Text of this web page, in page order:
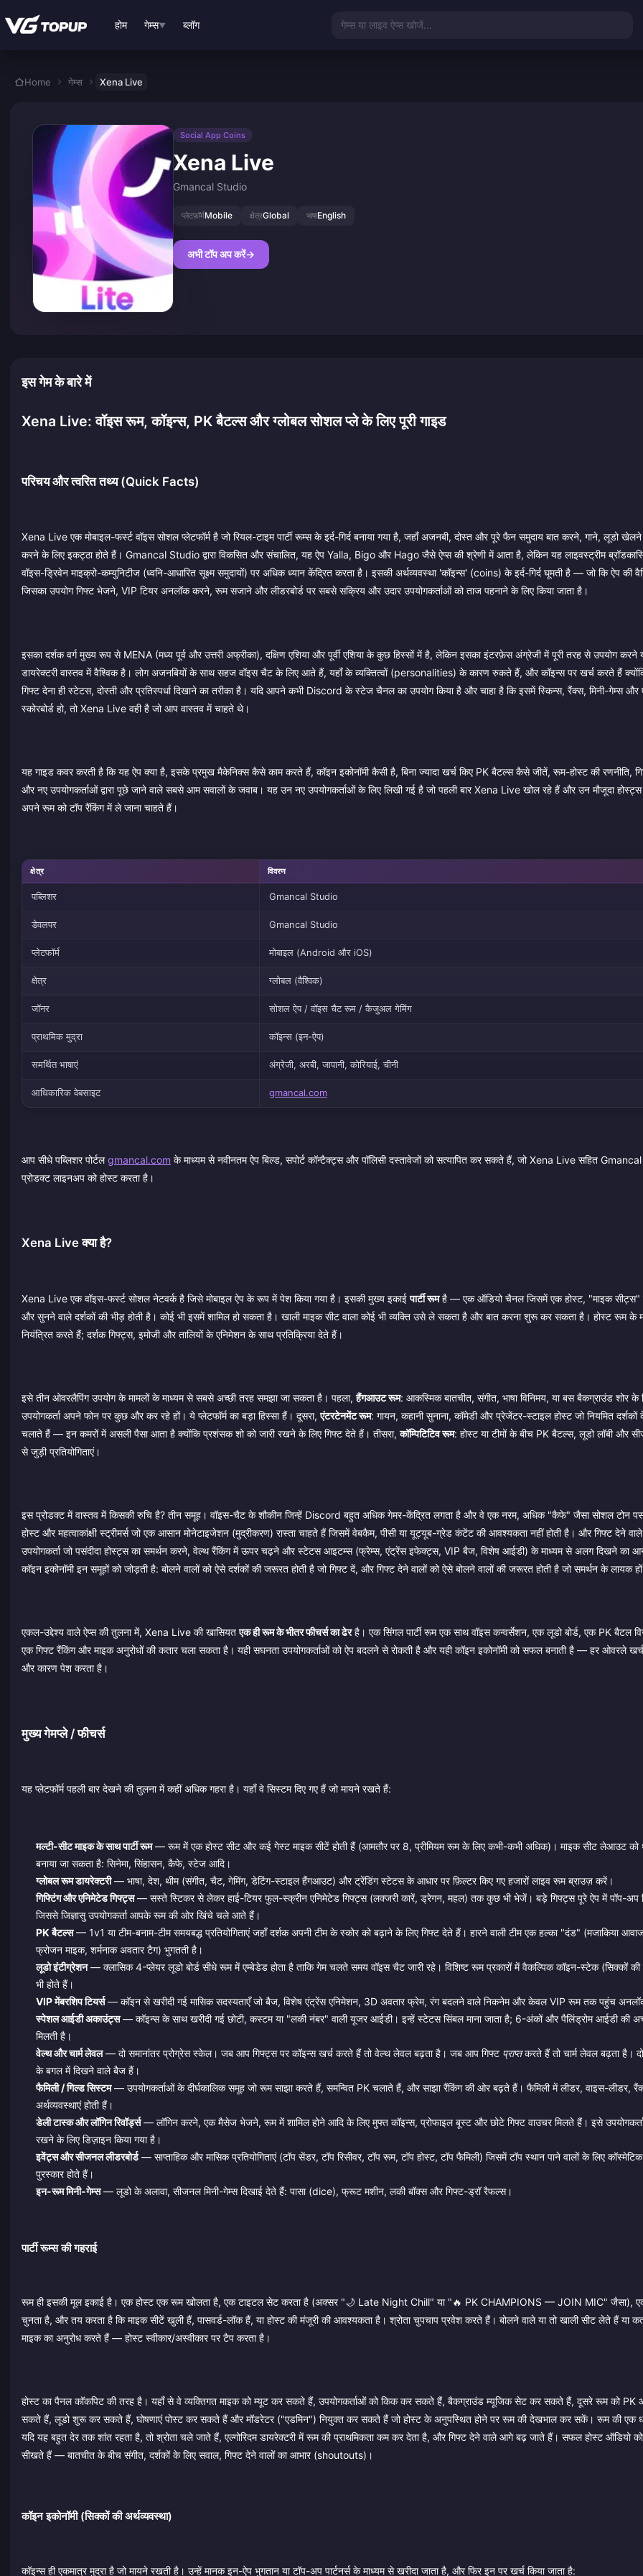
होम गेम्स▼ ब्लॉग गेम्स या लाइव ऐप्स खोजें...
Home गेम्स Xena Live
Social App Coins
Xena Live
Gmancal Studio
प्लेटफ़ॉर्मMobile क्षेत्रGlobal भाषाEnglish
अभी टॉप अप करें→
इस गेम के बारे में
Xena Live: वॉइस रूम, कॉइन्स, PK बैटल्स और ग्लोबल सोशल प्ले के लिए पूरी गाइड
परिचय और त्वरित तथ्य (Quick Facts)
Xena Live एक मोबाइल-फर्स्ट वॉइस सोशल प्लेटफॉर्म है जो रियल-टाइम पार्टी रूम्स के इर्द-गिर्द बनाया गया है, जहाँ अजनबी, दोस्त और पूरे फैन समुदाय बात करने, गाने, लूडो
करने के लिए इकट्ठा होते हैं। Gmancal Studio द्वारा विकसित और संचालित, यह ऐप Yalla, Bigo और Hago जैसे ऐप्स की श्रेणी में आता है, लेकिन यह लाइवस्ट्रीम
वॉइस-ड्रिवेन माइक्रो-कम्युनिटीज (ध्वनि-आधारित सूक्ष्म समुदायों) पर अधिक ध्यान केंद्रित करता है। इसकी अर्थव्यवस्था 'कॉइन्स' (coins) के इर्द-गिर्द घूमती है — जो कि ऐप की
जिसका उपयोग गिफ्ट भेजने, VIP टियर अनलॉक करने, रूम सजाने और लीडरबोर्ड पर सबसे सक्रिय और उदार उपयोगकर्ताओं को ताज पहनाने के लिए किया जाता है।
इसका दर्शक वर्ग मुख्य रूप से MENA (मध्य पूर्व और उत्तरी अफ्रीका), दक्षिण एशिया और पूर्वी एशिया के कुछ हिस्सों में है, लेकिन इसका इंटरफ़ेस अंग्रेजी में पूरी तरह से उपयोग
डायरेक्टरी वास्तव में वैश्विक है। लोग अजनबियों के साथ सहज वॉइस चैट के लिए आते हैं, यहाँ के व्यक्तित्वों (personalities) के कारण रुकते हैं, और कॉइन्स पर खर्च करते हैं
गिफ्ट देना ही स्टेटस, दोस्ती और प्रतिस्पर्धा दिखाने का तरीका है। यदि आपने कभी Discord के स्टेज चैनल का उपयोग किया है और चाहा है कि इसमें स्किन्स, रैंक्स, मिनी-गेम्स और
स्कोरबोर्ड हो, तो Xena Live वही है जो आप वास्तव में चाहते थे।
यह गाइड कवर करती है कि यह ऐप क्या है, इसके प्रमुख मैकेनिक्स कैसे काम करते हैं, कॉइन इकोनॉमी कैसी है, बिना ज्यादा खर्च किए PK बैटल्स कैसे जीतें, रूम-होस्ट की रणनीति,
और नए उपयोगकर्ताओं द्वारा पूछे जाने वाले सबसे आम सवालों के जवाब। यह उन नए उपयोगकर्ताओं के लिए लिखी गई है जो पहली बार Xena Live खोल रहे हैं और उन मौजूदा होस्ट्स
अपने रूम को टॉप रैंकिंग में ले जाना चाहते हैं।
क्षेत्र विवरण
पब्लिशर Gmancal Studio
डेवलपर Gmancal Studio
प्लेटफॉर्म मोबाइल (Android और iOS)
क्षेत्र ग्लोबल (वैश्विक)
जॉनर सोशल ऐप / वॉइस चैट रूम / कैजुअल गेमिंग
प्राथमिक मुद्रा कॉइन्स (इन-ऐप)
समर्थित भाषाएं अंग्रेजी, अरबी, जापानी, कोरियाई, चीनी
आधिकारिक वेबसाइट gmancal.com
आप सीधे पब्लिशर पोर्टलgmancal.com के माध्यम से नवीनतम ऐप बिल्ड, सपोर्ट कॉन्टैक्ट्स और पॉलिसी दस्तावेजों को सत्यापित कर सकते हैं, जो Xena Live सहित
प्रोडक्ट लाइनअप को होस्ट करता है।
Xena Live क्या है?
Xena Live एक वॉइस-फर्स्ट सोशल नेटवर्क है जिसे मोबाइल ऐप के रूप में पेश किया गया है। इसकी मुख्य इकाईपार्टी रूमहै — एक ऑडियो चैनल जिसमें एक होस्ट, "माइक सीट्स"
और सुनने वाले दर्शकों की भीड़ होती है। कोई भी इसमें शामिल हो सकता है। खाली माइक सीट वाला कोई भी व्यक्ति उसे ले सकता है और बात करना शुरू कर सकता है। होस्ट रूम के
नियंत्रित करते हैं; दर्शक गिफ्ट्स, इमोजी और तालियों के एनिमेशन के साथ प्रतिक्रिया देते हैं।
इसे तीन ओवरलैपिंग उपयोग के मामलों के माध्यम से सबसे अच्छी तरह समझा जा सकता है। पहला,हैंगआउट रूम: आकस्मिक बातचीत, संगीत, भाषा विनिमय, या बस बैकग्राउंड शोर के
उपयोगकर्ता अपने फोन पर कुछ और कर रहे हों। ये प्लेटफॉर्म का बड़ा हिस्सा हैं। दूसरा,एंटरटेनमेंट रूम: गायन, कहानी सुनाना, कॉमेडी और प्रेजेंटर-स्टाइल होस्ट जो नियमित दर्शकों
चलाते हैं — इन कमरों में असली पैसा आता है क्योंकि प्रशंसक शो को जारी रखने के लिए गिफ्ट देते हैं। तीसरा,कॉम्पिटिटिव रूम: होस्ट या टीमों के बीच PK बैटल्स, लूडो लॉबी और
से जुड़ी प्रतियोगिताएं।
इस प्रोडक्ट में वास्तव में किसकी रुचि है? तीन समूह। वॉइस-चैट के शौकीन जिन्हें Discord बहुत अधिक गेमर-केंद्रित लगता है और वे एक नरम, अधिक "कैफे" जैसा सोशल टोन
होस्ट और महत्वाकांक्षी स्ट्रीमर्स जो एक आसान मोनेटाइजेशन (मुद्रीकरण) रास्ता चाहते हैं जिसमें वेबकैम, पीसी या यूट्यूब-ग्रेड कंटेंट की आवश्यकता नहीं होती है। और गिफ्ट देने
उपयोगकर्ता जो पसंदीदा होस्ट्स का समर्थन करने, वेल्थ रैंकिंग में ऊपर चढ़ने और स्टेटस आइटम्स (फ्रेम्स, एंट्रेंस इफेक्ट्स, VIP बैज, विशेष आईडी) के माध्यम से अलग दिखने का
कॉइन इकोनॉमी इन समूहों को जोड़ती है: बोलने वालों को ऐसे दर्शकों की जरूरत होती है जो गिफ्ट दें, और गिफ्ट देने वालों को ऐसे बोलने वालों की जरूरत होती है जो समर्थन के लायक
एकल-उद्देश्य वाले ऐप्स की तुलना में, Xena Live की खासियतएक ही रूम के भीतर फीचर्स का ढेरहै। एक सिंगल पार्टी रूम एक साथ वॉइस कन्वर्सेशन, एक लूडो बोर्ड, एक PK बैटल
एक गिफ्ट रैंकिंग और माइक अनुरोधों की कतार चला सकता है। यही सघनता उपयोगकर्ताओं को ऐप बदलने से रोकती है और यही कॉइन इकोनॉमी को सफल बनाती है — हर ओवरले
और कारण पेश करता है।
मुख्य गेमप्ले / फीचर्स
यह प्लेटफॉर्म पहली बार देखने की तुलना में कहीं अधिक गहरा है। यहाँ वे सिस्टम दिए गए हैं जो मायने रखते हैं:
मल्टी-सीट माइक के साथ पार्टी रूम— रूम में एक होस्ट सीट और कई गेस्ट माइक सीटें होती हैं (आमतौर पर 8, प्रीमियम रूम के लिए कभी-कभी अधिक)। माइक सीट लेआउट को
बनाया जा सकता है: सिनेमा, सिंहासन, कैफे, स्टेज आदि।
ग्लोबल रूम डायरेक्टरी— भाषा, देश, थीम (संगीत, चैट, गेमिंग, डेटिंग-स्टाइल हैंगआउट) और ट्रेंडिंग स्टेटस के आधार पर फ़िल्टर किए गए हजारों लाइव रूम ब्राउज़ करें।
गिफ्टिंग और एनिमेटेड गिफ्ट्स— सस्ते स्टिकर से लेकर हाई-टियर फुल-स्क्रीन एनिमेटेड गिफ्ट्स (लक्जरी कारें, ड्रेगन, महल) तक कुछ भी भेजें। बड़े गिफ्ट्स पूरे ऐप में पॉप-अप
जिससे जिज्ञासु उपयोगकर्ता आपके रूम की ओर खिंचे चले आते हैं।
PK बैटल्स— 1v1 या टीम-बनाम-टीम समयबद्ध प्रतियोगिताएं जहाँ दर्शक अपनी टीम के स्कोर को बढ़ाने के लिए गिफ्ट देते हैं। हारने वाली टीम एक हल्का "दंड" (मजाकिया
फ्रोजन माइक, शर्मनाक अवतार टैग) भुगतती है।
लूडो इंटीग्रेशन— क्लासिक 4-प्लेयर लूडो बोर्ड सीधे रूम में एम्बेडेड होता है ताकि गेम चलते समय वॉइस चैट जारी रहे। विशिष्ट रूम प्रकारों में वैकल्पिक कॉइन-स्टेक (सिक्कों की
भी होते हैं।
VIP मेंबरशिप टियर्स— कॉइन से खरीदी गई मासिक सदस्यताएँ जो बैज, विशेष एंट्रेंस एनिमेशन, 3D अवतार फ्रेम, रंग बदलने वाले निकनेम और केवल VIP रूम तक पहुंच
स्पेशल आईडी अकाउंट्स— कॉइन्स के साथ खरीदी गई छोटी, कस्टम या "लकी नंबर" वाली यूजर आईडी। इन्हें स्टेटस सिंबल माना जाता है; 6-अंकों और पैलिंड्रोम आईडी की
मिलती है।
वेल्थ और चार्म लेवल— दो समानांतर प्रोग्रेस स्केल। जब आप गिफ्ट्स पर कॉइन्स खर्च करते हैं तो वेल्थ लेवल बढ़ता है। जब आप गिफ्ट प्राप्तकरते हैं तो चार्म लेवल बढ़ता है।
के बगल में दिखने वाले बैज हैं।
फैमिली / गिल्ड सिस्टम— उपयोगकर्ताओं के दीर्घकालिक समूह जो रूम साझा करते हैं, समन्वित PK चलाते हैं, और साझा रैंकिंग की ओर बढ़ते हैं। फैमिली में लीडर, वाइस-लीडर,
अर्थव्यवस्थाएं होती हैं।
डेली टास्क और लॉगिन रिवॉर्ड्स— लॉगिन करने, एक मैसेज भेजने, रूम में शामिल होने आदि के लिए मुफ्त कॉइन्स, प्रोफाइल बूस्ट और छोटे गिफ्ट वाउचर मिलते हैं। इसे
रखने के लिए डिज़ाइन किया गया है।
इवेंट्स और सीजनल लीडरबोर्ड— साप्ताहिक और मासिक प्रतियोगिताएं (टॉप सेंडर, टॉप रिसीवर, टॉप रूम, टॉप होस्ट, टॉप फैमिली) जिसमें टॉप स्थान पाने वालों के लिए
पुरस्कार होते हैं।
इन-रूम मिनी-गेम्स— लूडो के अलावा, सीजनल मिनी-गेम्स दिखाई देते हैं: पासा (dice), फ्रूट मशीन, लकी बॉक्स और गिफ्ट-ड्रॉ रैफल्स।
पार्टी रूम्स की गहराई
रूम ही इसकी मूल इकाई है। एक होस्ट एक रूम खोलता है, एक टाइटल सेट करता है (अक्सर "🌙 Late Night Chill" या "🔥 PK CHAMPIONS — JOIN MIC" जैसा),
चुनता है, और तय करता है कि माइक सीटें खुली हैं, पासवर्ड-लॉक हैं, या होस्ट की मंजूरी की आवश्यकता है। श्रोता चुपचाप प्रवेश करते हैं। बोलने वाले या तो खाली सीट लेते हैं या
माइक का अनुरोध करते हैं — होस्ट स्वीकार/अस्वीकार पर टैप करता है।
होस्ट का पैनल कॉकपिट की तरह है। यहाँ से वे व्यक्तिगत माइक को म्यूट कर सकते हैं, उपयोगकर्ताओं को किक कर सकते हैं, बैकग्राउंड म्यूजिक सेट कर सकते हैं, दूसरे रूम को
सकते हैं, लूडो शुरू कर सकते हैं, घोषणाएं पोस्ट कर सकते हैं और मॉडरेटर ("एडमिन") नियुक्त कर सकते हैं जो होस्ट के अनुपस्थित होने पर रूम की देखभाल कर सकें। रूम की एक
यदि यह बहुत देर तक शांत रहता है, तो श्रोता चले जाते हैं, एल्गोरिदम डायरेक्टरी में रूम की प्राथमिकता कम कर देता है, और गिफ्ट देने वाले आगे बढ़ जाते हैं। सफल होस्ट ऑडियो को
सीखते हैं — बातचीत के बीच संगीत, दर्शकों के लिए सवाल, गिफ्ट देने वालों का आभार (shoutouts)।
कॉइन इकोनॉमी (सिक्कों की अर्थव्यवस्था)
कॉइन्स ही एकमात्र मुद्रा है जो मायने रखती है। उन्हें मानक इन-ऐप भुगतान या टॉप-अप पार्टनर्स के माध्यम से खरीदा जाता है, और फिर इन पर खर्च किया जाता है: